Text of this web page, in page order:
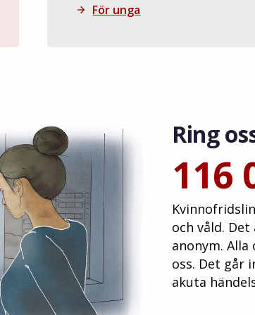
arrow_forward För unga
Ring
116
och våld.
anonym.
oss. Det går
akuta